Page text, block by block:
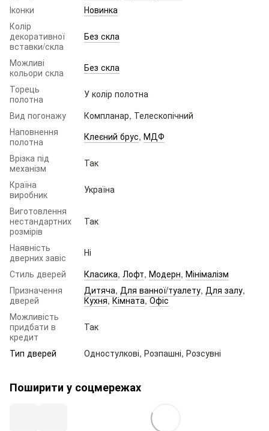
Іконки
Новинка
Колір
декоративної
вставки/скла
Без скла
Можливі
кольори скла
Без скла
Торець
полотна
У колір полотна
Вид погонажу
Компланар, Телескопічний
Наповнення
полотна
Клеєний брус, МДФ
Врізка під
механізм
Так
Країна
виробник
Україна
Виготовлення
нестандартних
розмірів
Так
Наявність
дверних завіс
Ні
Стиль дверей
Класика, Лофт, Модерн, Мінімалізм
Призначення
дверей
Дитяча, Для ванної/туалету, Для залу,
Кухня,Кімната,Офіс
Можливість
придбати в
кредит
Так
Тип дверей Одностулкові, Розпашні, Розсувні
Поширити у соцмережах